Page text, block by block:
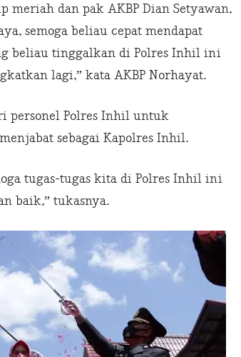
meriah dan pak AKBP Dian Setyawan,
semoga beliau cepat mendapat
beliau tinggalkan di Polres Inhil ini
lagi,” kata AKBP Norhayat.
personel Polres Inhil untuk
sebagai Kapolres Inhil.
tugas-tugas kita di Polres Inhil ini
baik,” tukasnya.